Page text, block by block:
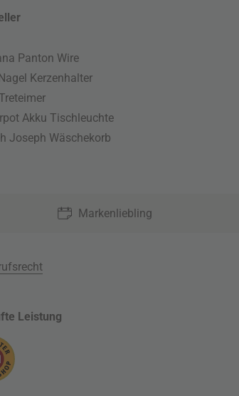
Panton Wire
Kerzenhalter
Akku Tischleuchte
Joseph Wäschekorb
Markenliebling
Leistung